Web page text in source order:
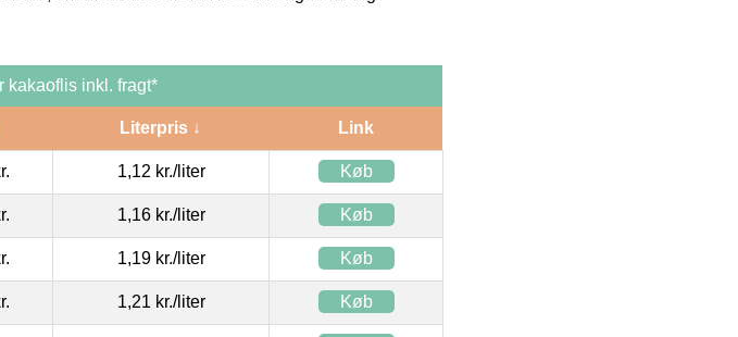
kakaoflis inkl. fragt*
Literpris ↓ Link
1,12 kr./liter Køb
1,16 kr./liter Køb
1,19 kr./liter Køb
1,21 kr./liter Køb